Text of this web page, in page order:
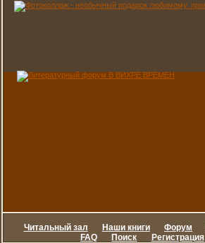
Читальный зал Наши книги Форум
FAQ
Поиск Регистрация